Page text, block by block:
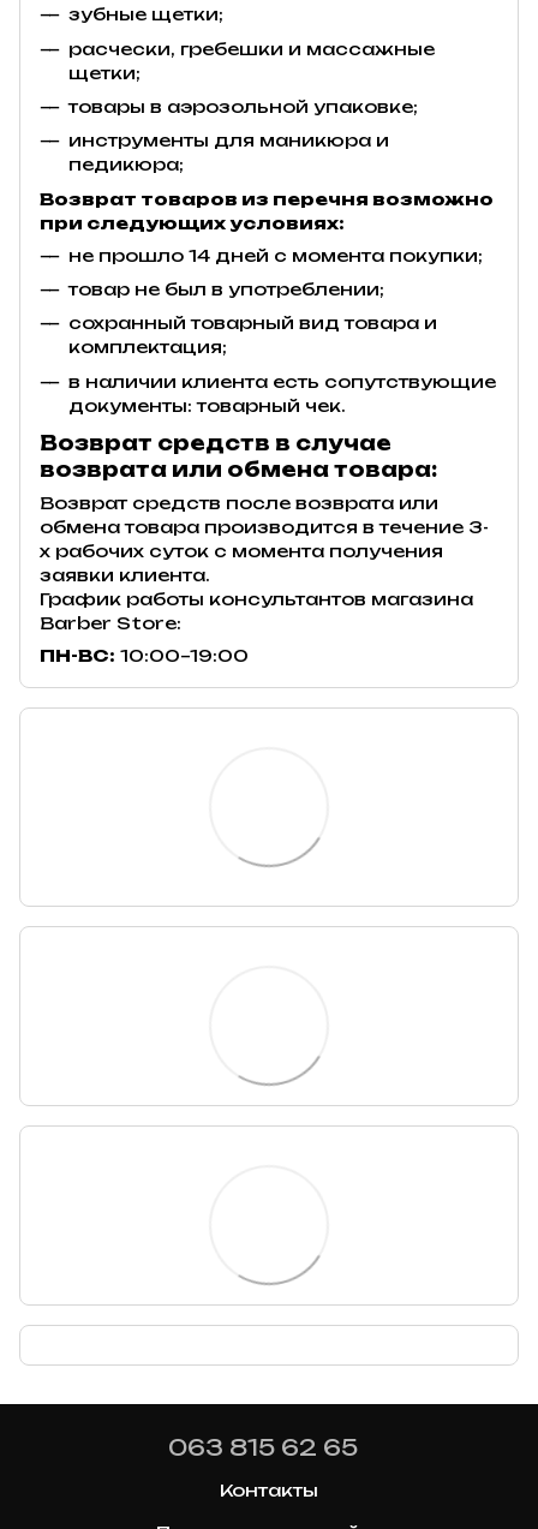
зубные щетки;
расчески, гребешки и массажные
щетки;
товары в аэрозольной упаковке;
инструменты для маникюра и
педикюра;
Возврат товаров из перечня возможно
при следующих условиях:
не прошло 14 дней с момента покупки;
товар не был в употреблении;
сохранный товарный вид товара и
комплектация;
в наличии клиента есть сопутствующие
документы: товарный чек.
Возврат средств в случае
возврата или обмена товара:
Возврат средств после возврата или
обмена товара производится в течение 3-
х рабочих суток с момента получения
заявки клиента.
График работы консультантов магазина
Barber Store:
ПН-ВС: 10:00–19:00
063 815 62 65
Контакты